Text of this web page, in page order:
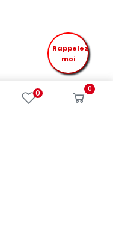
0 0
Rappelez
moi